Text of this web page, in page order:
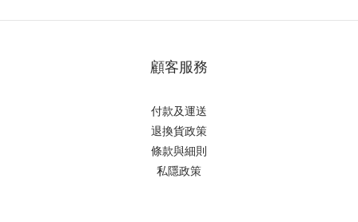
顧客服務
付款及運送
退換貨政策
條款與細則
私隱政策